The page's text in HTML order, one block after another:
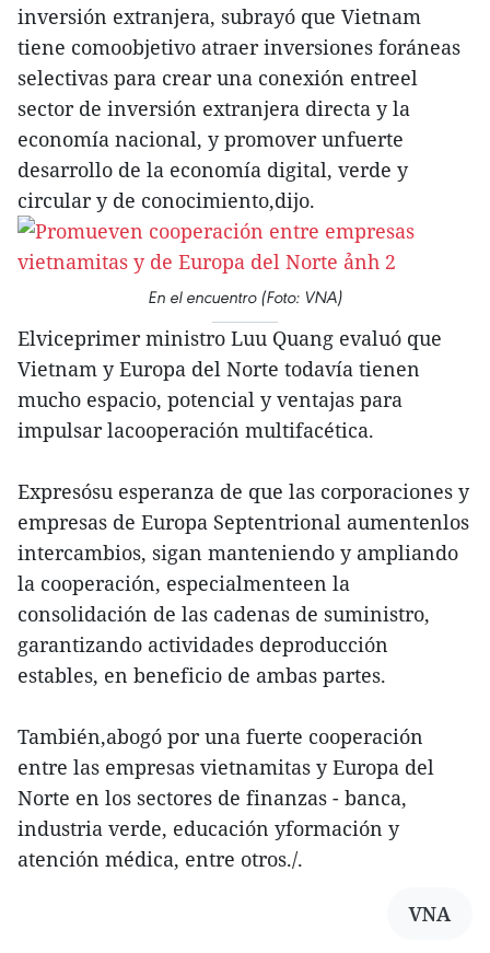
inversión extranjera, subrayó que Vietnam
tiene comoobjetivo atraer inversiones foráneas
selectivas para crear una conexión entreel
sector de inversión extranjera directa y la
economía nacional, y promover unfuerte
desarrollo de la economía digital, verde y
circular y de conocimiento,dijo.
En el encuentro (Foto: VNA)
Elviceprimer ministro Luu Quang evaluó que
Vietnam y Europa del Norte todavía tienen
mucho espacio, potencial y ventajas para
impulsar lacooperación multifacética.
Expresósu esperanza de que las corporaciones y
empresas de Europa Septentrional aumentenlos
intercambios, sigan manteniendo y ampliando
la cooperación, especialmenteen la
consolidación de las cadenas de suministro,
garantizando actividades deproducción
estables, en beneficio de ambas partes.
También,abogó por una fuerte cooperación
entre las empresas vietnamitas y Europa del
Norte en los sectores de finanzas - banca,
industria verde, educación yformación y
atención médica, entre otros./.
VNA